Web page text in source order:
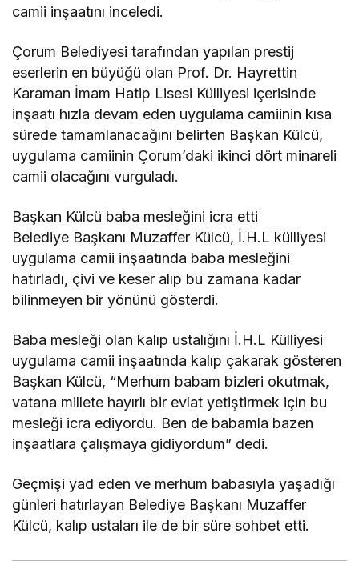
camii inşaatını inceledi.
Çorum Belediyesi tarafından yapılan prestij
eserlerin en büyüğü olan Prof. Dr. Hayrettin
Karaman İmam Hatip Lisesi Külliyesi içerisinde
inşaatı hızla devam eden uygulama camiinin kısa
sürede tamamlanacağını belirten Başkan Külcü,
uygulama camiinin Çorum’daki ikinci dört minareli
camii olacağını vurguladı.
Başkan Külcü baba mesleğini icra etti
Belediye Başkanı Muzaffer Külcü, İ.H.L külliyesi
uygulama camii inşaatında baba mesleğini
hatırladı, çivi ve keser alıp bu zamana kadar
bilinmeyen bir yönünü gösterdi.
Baba mesleği olan kalıp ustalığını İ.H.L Külliyesi
uygulama camii inşaatında kalıp çakarak gösteren
Başkan Külcü, “Merhum babam bizleri okutmak,
vatana millete hayırlı bir evlat yetiştirmek için bu
mesleği icra ediyordu. Ben de babamla bazen
inşaatlara çalışmaya gidiyordum” dedi.
Geçmişi yad eden ve merhum babasıyla yaşadığı
günleri hatırlayan Belediye Başkanı Muzaffer
Külcü, kalıp ustaları ile de bir süre sohbet etti.